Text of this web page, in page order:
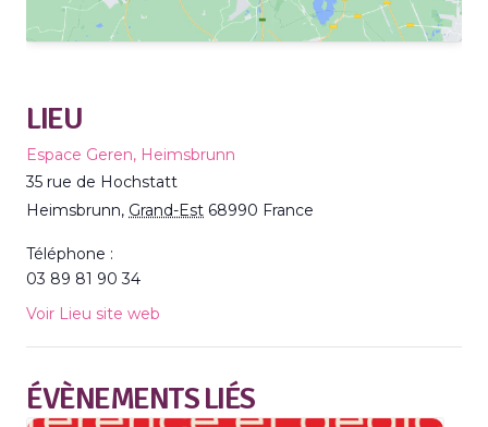
LIEU
Espace Geren, Heimsbrunn
35 rue de Hochstatt
Heimsbrunn, Grand-Est 68990 France
Téléphone :
03 89 81 90 34
Voir Lieu site web
ÉVÈNEMENTS LIÉS